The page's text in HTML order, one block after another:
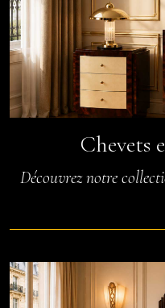
Chevets
Découvrez notre